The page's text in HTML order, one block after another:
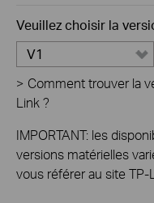
Veuillez choisir la
V1
> Comment trouver la
Link ?
IMPORTANT: les
versions matérielles
vous référer au site